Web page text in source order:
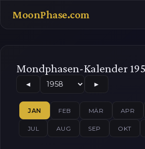
MoonPhase.com
Mondphasen-Kalender
◄ ►
JAN FEB MÄR APR
JUL AUG SEP OKT